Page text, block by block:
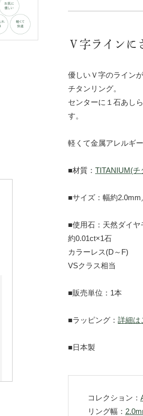
Ｖ字ラインに
優しいＶ字のライン
チタンリング。
センターに１石あし
す。
軽くて金属アレルギ
■材質： TITANIUM(チ
■サイズ：幅約
■使用石：天然ダイヤ
約0.01ct×1石
カラーレス(D～F)
VSクラス相当
■販売単位：1本
■ラッピング： 詳細は
■日本製
コレクション：
リング幅：